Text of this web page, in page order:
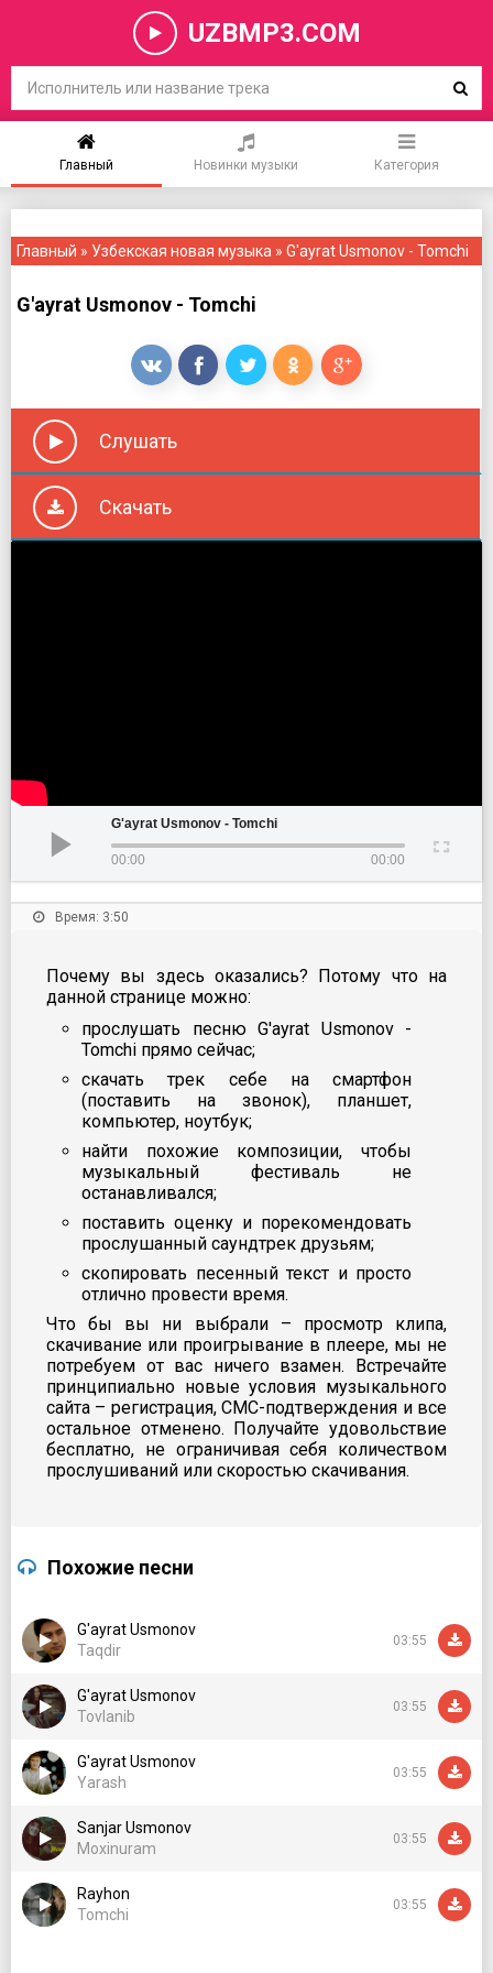
UZBMP3.COM
Главный Новинки музыки Категория
Главный » Узбекская новая музыка » G'ayrat Usmonov - Tomchi
G'ayrat Usmonov - Tomchi
Слушать
Скачать
G'ayrat Usmonov - Tomchi
00:00 00:00
Время: 3:50
Почему вы здесь оказались? Потому что на
данной странице можно:
прослушать песню G'ayrat Usmonov -
Tomchi прямо сейчас;
скачать трек себе на смартфон
(поставить на звонок), планшет,
компьютер, ноутбук;
найти похожие композиции, чтобы
музыкальный фестиваль не
останавливался;
поставить оценку и порекомендовать
прослушанный саундтрек друзьям;
скопировать песенный текст и просто
отлично провести время.
Что бы вы ни выбрали – просмотр клипа,
скачивание или проигрывание в плеере, мы не
потребуем от вас ничего взамен. Встречайте
принципиально новые условия музыкального
сайта – регистрация, СМС-подтверждения и все
остальное отменено. Получайте удовольствие
бесплатно, не ограничивая себя количеством
прослушиваний или скоростью скачивания.
Похожие песни
G'ayrat Usmonov
Taqdir
03:55
G'ayrat Usmonov
Tovlanib
03:55
G'ayrat Usmonov
Yarash
03:55
Sanjar Usmonov
Moxinuram
03:55
Rayhon
Tomchi
03:55